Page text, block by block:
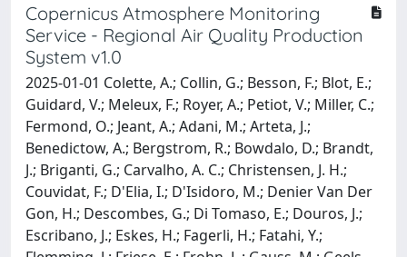
Copernicus Atmosphere Monitoring
Service - Regional Air Quality Production
System v1.0
2025-01-01 Colette, A.; Collin, G.; Besson, F.; Blot, E.;
Guidard, V.; Meleux, F.; Royer, A.; Petiot, V.; Miller, C.;
Fermond, O.; Jeant, A.; Adani, M.; Arteta, J.;
Benedictow, A.; Bergstrom, R.; Bowdalo, D.; Brandt,
J.; Briganti, G.; Carvalho, A. C.; Christensen, J. H.;
Couvidat, F.; D'Elia, I.; D'Isidoro, M.; Denier Van Der
Gon, H.; Descombes, G.; Di Tomaso, E.; Douros, J.;
Escribano, J.; Eskes, H.; Fagerli, H.; Fatahi, Y.;